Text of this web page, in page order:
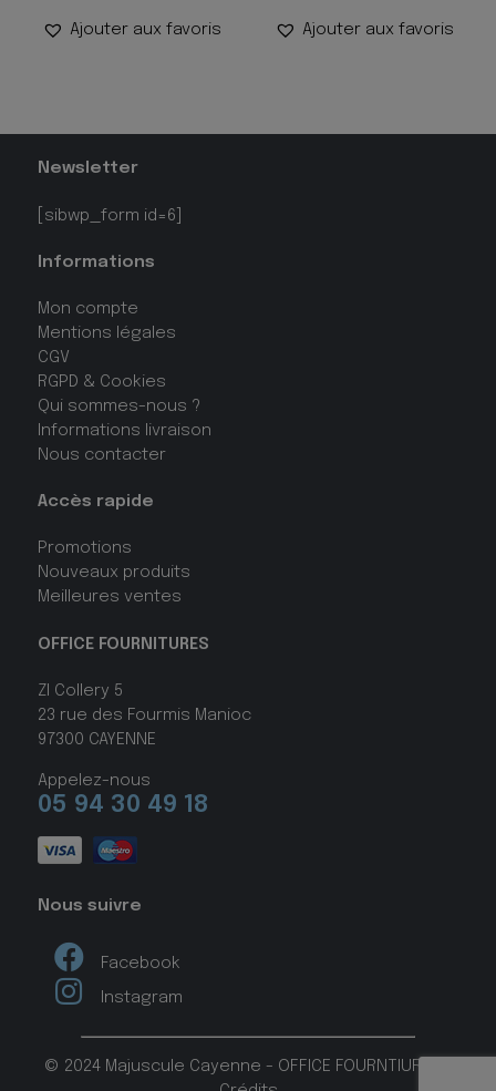
Ajouter aux favoris Ajouter aux favoris
Newsletter
[sibwp_form id=6]
Informations
Mon compte
Mentions légales
CGV
RGPD & Cookies
Qui sommes-nous ?
Informations livraison
Nous contacter
Accès rapide
Promotions
Nouveaux produits
Meilleures ventes
OFFICE FOURNITURES
ZI Collery 5
23 rue des Fourmis Manioc
97300 CAYENNE
Appelez-nous
05 94 30 49 18
Nous suivre
Facebook
Instagram
© 2024 Majuscule Cayenne - OFFICE FOURNTIURES -